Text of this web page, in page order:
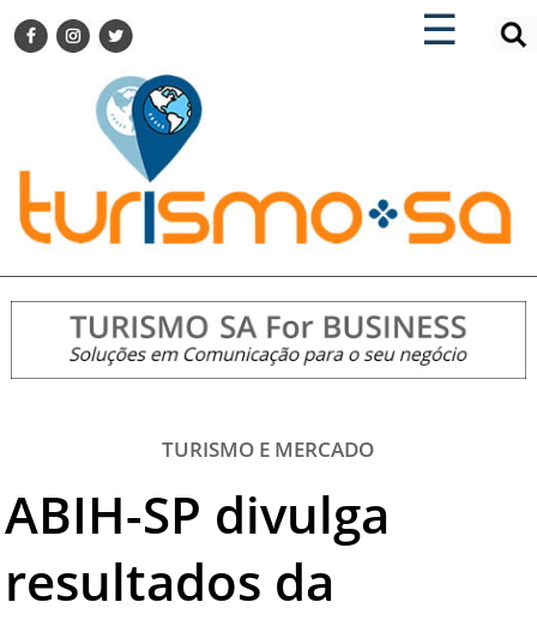
☰
×
TURISMO SA FOR BUSINESS
DESTINOS NACIONAIS
DESTINOS INTERNACIONAIS
CITY BREAK
TURISMO E MERCADO
EVENTOS
HOTELARIA
DICAS
VITRINE
TURISMO SA TV
TESTADO E APROVADO
×
ENCONTRE SUA NOTÍCIA
TURISMO E MERCADO
ABIH-SP divulga
resultados da